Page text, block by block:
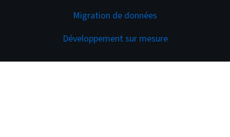
Migration de données
Développement sur mesure